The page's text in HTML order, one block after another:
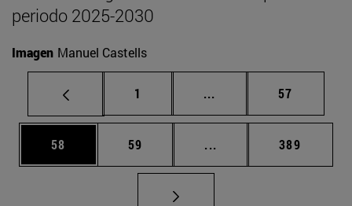
periodo 2025-2030
Imagen Manuel Castells
Página
1 ... Páginas intermedias
Página
57
Página
58 Página
59 ... Páginas intermedias
Página
389